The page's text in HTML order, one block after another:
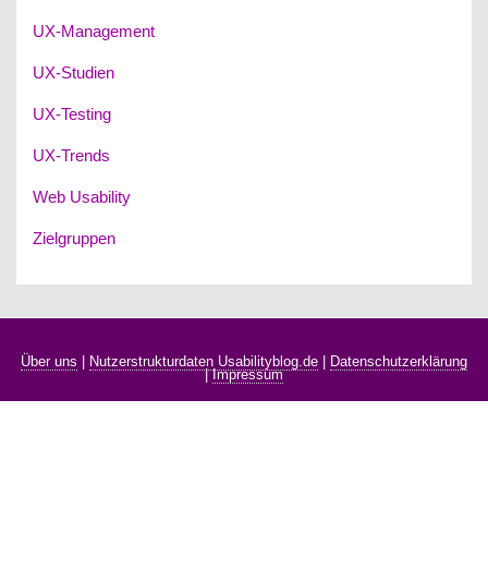
UX-Management
UX-Studien
UX-Testing
UX-Trends
Web Usability
Zielgruppen
Über uns Nutzerstrukturdaten Usabilityblog.de
Datenschutzerklärung
|Impressum